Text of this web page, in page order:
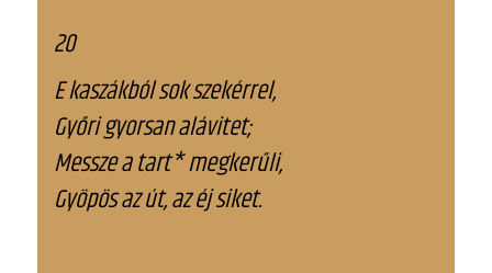
20
E kaszákból sok szekérrel,
Győri gyorsan alávitet;
Messze a tart* megkerűli,
Gyöpös az út, az éj siket.